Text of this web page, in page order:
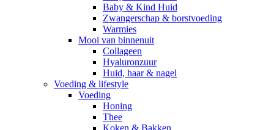
Baby & Kind Huid
Zwangerschap & borstvoeding
Warmies
Mooi van binnenuit
Collageen
Hyaluronzuur
Huid, haar & nagel
Voeding & lifestyle
Voeding
Honing
Thee
Koken & Bakken